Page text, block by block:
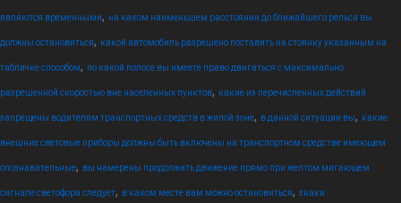
являются временными, на каком наименьшем расстоянии до ближайшего рельса вы
должны остановиться, какой автомобиль разрешено поставить на стоянку указанным на
табличке способом, по какой полосе вы имеете право двигаться с максимально
разрешенной скоростью вне населенных пунктов, какие из перечисленных действий
запрещены водителям транспортных средств в жилой зоне, в данной ситуации вы, какие
внешние световые приборы должны быть включены на транспортном средстве имеющем
опознавательные, вы намерены продолжить движение прямо при желтом мигающем
сигнале светофора следует, в каком месте вам можно остановиться, знаки